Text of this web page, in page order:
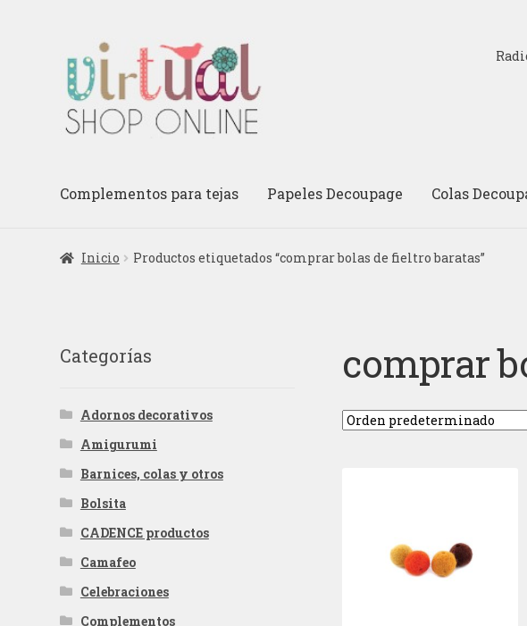
la
navegación
al
contenido
Complementos para tejas Papeles Decoupage Colas
Inicio Productos etiquetados “comprar bolas de fieltro baratas”
comprar
Categorías
Adornos decorativos
Amigurumi
Barnices, colas y otros
Bolsita
CADENCE productos
Camafeo
Celebraciones
Complementos